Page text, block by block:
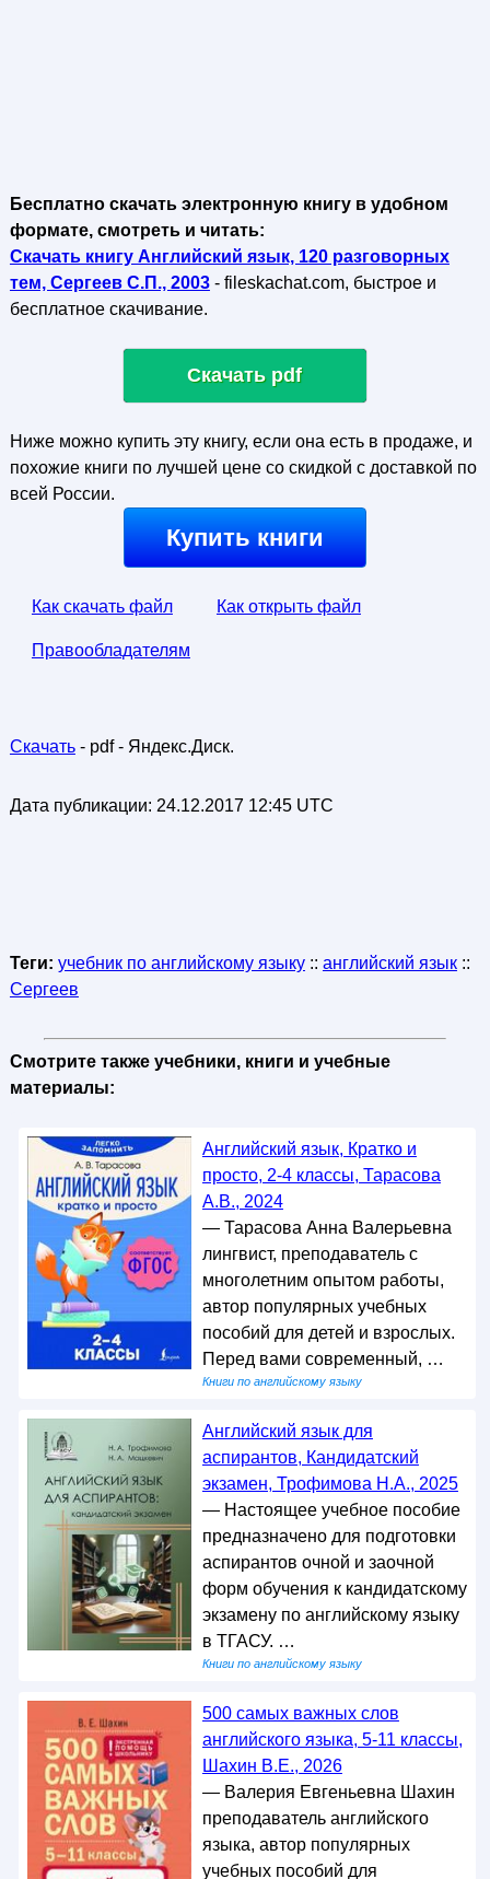
Бесплатно скачать электронную книгу в удобном
формате, смотреть и читать:
Скачать книгу Английский язык, 120 разговорных
тем, Сергеев С.П., 2003- fileskachat.com, быстрое и
бесплатное скачивание.
Скачать pdf
Ниже можно купить эту книгу, если она есть в продаже, и
похожие книги по лучшей цене со скидкой с доставкой по
всей России.
Купить книги
Как скачать файл Как открыть файл
Правообладателям
Скачать- pdf - Яндекс.Диск.
Дата публикации: 24.12.2017 12:45 UTC
Теги: учебник по английскому языку:: английский язык::
Сергеев
Смотрите также учебники, книги и учебные
материалы:
Английский язык, Кратко и
просто, 2-4 классы, Тарасова
А.В., 2024
— Тарасова Анна Валерьевна
лингвист, преподаватель с
многолетним опытом работы,
автор популярных учебных
пособий для детей и взрослых.
Перед вами современный, …
Книги по английскому языку
Английский язык для
аспирантов, Кандидатский
экзамен, Трофимова Н.А., 2025
— Настоящее учебное пособие
предназначено для подготовки
аспирантов очной и заочной
форм обучения к кандидатскому
экзамену по английскому языку
в ТГАСУ. …
Книги по английскому языку
500 самых важных слов
английского языка, 5-11 классы,
Шахин В.Е., 2026
— Валерия Евгеньевна Шахин
преподаватель английского
языка, автор популярных
учебных пособий для